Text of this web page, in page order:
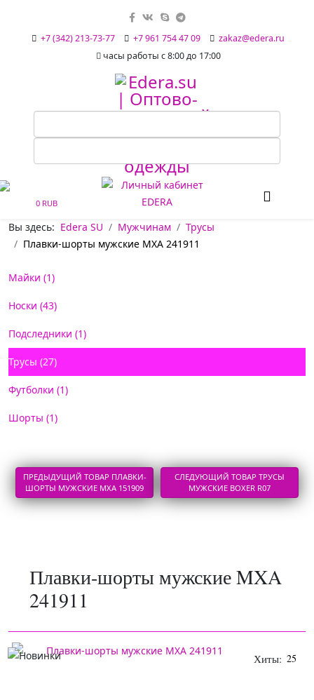
+7 (342) 213-73-77 +7 961 754 47 09
zakaz@edera.ru
часы работы с 8:00 до 17:00
0 RUB
Вы здесь: Edera SU Мужчинам
Трусы
Плавки-шорты мужские MXA 241911
Майки (1)
Носки (43)
Подследники (1)
Трусы (27)
Футболки (1)
Шорты (1)
ПРЕДЫДУЩИЙ ТОВАР ПЛАВКИ-
ШОРТЫ МУЖСКИЕ MXA 151909
СЛЕДУЮЩИЙ ТОВАР ТРУСЫ
МУЖСКИЕ BOXER R07
Плавки-шорты мужские MXA
241911
Хиты: 25